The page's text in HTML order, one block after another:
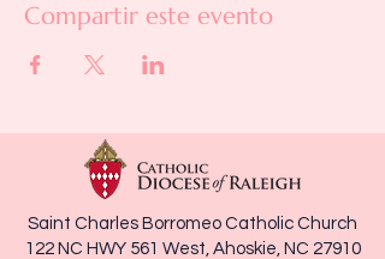
Compartir este evento
Saint Charles Borromeo Catholic Church
122 NC HWY 561 West, Ahoskie, NC 27910